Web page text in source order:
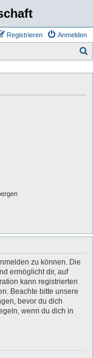
Anmelden
Registrieren
zu können. Die
ermöglicht dir, auf
kann registrierten
Beachte bitte unsere
bevor du dich
wenn du dich in